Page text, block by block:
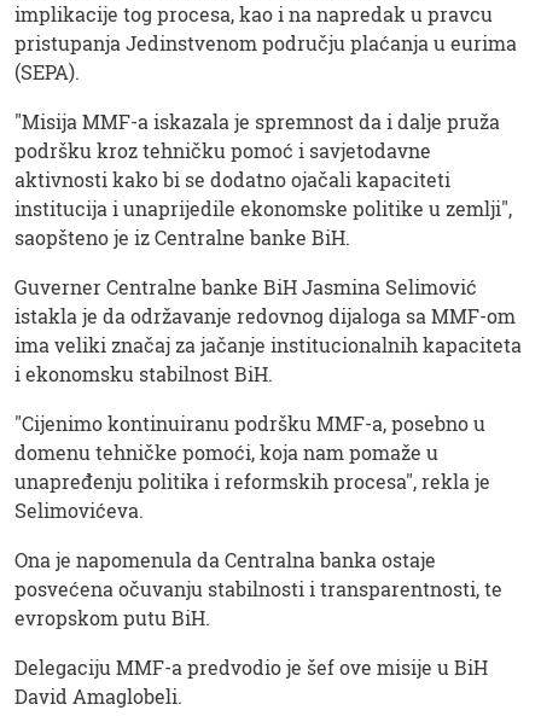
implikacije tog procesa, kao i na napredak u pravcu
pristupanja Jedinstvenom području plaćanja u eurima
(SEPA).
"Misija MMF-a iskazala je spremnost da i dalje pruža
podršku kroz tehničku pomoć i savjetodavne
aktivnosti kako bi se dodatno ojačali kapaciteti
institucija i unaprijedile ekonomske politike u zemlji",
saopšteno je iz Centralne banke BiH.
Guverner Centralne banke BiH Jasmina Selimović
istakla je da održavanje redovnog dijaloga sa MMF-om
ima veliki značaj za jačanje institucionalnih kapaciteta
i ekonomsku stabilnost BiH.
"Cijenimo kontinuiranu podršku MMF-a, posebno u
domenu tehničke pomoći, koja nam pomaže u
unapređenju politika i reformskih procesa", rekla je
Selimovićeva.
Ona je napomenula da Centralna banka ostaje
posvećena očuvanju stabilnosti i transparentnosti, te
evropskom putu BiH.
Delegaciju MMF-a predvodio je šef ove misije u BiH
David Amaglobeli.